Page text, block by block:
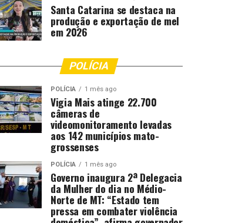
Santa Catarina se destaca na
produção e exportação de mel
em 2026
POLÍCIA
POLÍCIA 1 mês ago
Vigia Mais atinge 22.700
câmeras de
videomonitoramento levadas
aos 142 municípios mato-
grossenses
POLÍCIA 1 mês ago
Governo inaugura 2ª Delegacia
da Mulher do dia no Médio-
Norte de MT: “Estado tem
pressa em combater violência